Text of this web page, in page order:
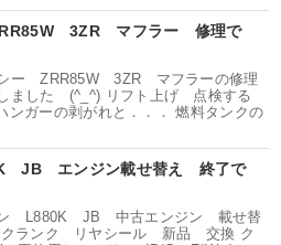
3ZR マフラー 修理で
ー ZRR85W 3ZR マフラーの修理
ました (^_^) リフト上げ 点検する
ガーの剥がれと．．． 燃料タンクの
JB エンジン載せ替え 終了で
L880K JB 中古エンジン 載せ替
クランク リヤシール 新品 交換 ク